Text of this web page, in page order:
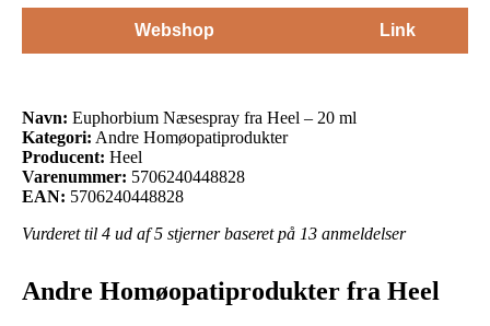
Webshop Link
Navn: Euphorbium Næsespray fra Heel – 20 ml
Kategori: Andre Homøopatiprodukter
Producent: Heel
Varenummer: 5706240448828
EAN: 5706240448828
Vurderet til 4 ud af 5 stjerner baseret på 13 anmeldelser
Andre Homøopatiprodukter fra Heel